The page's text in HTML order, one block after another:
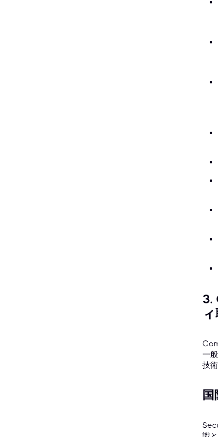
3.
一
技